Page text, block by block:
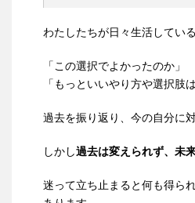
わたしたちが日々生活してい
「この選択でよかったのか」
「もっといいやり方や選択肢
過去を振り返り、今の自分に
しかし過去は変えられず、未
迷って立ち止まると何も得ら